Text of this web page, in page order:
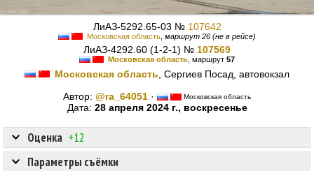
ЛиАЗ-5292.65-03 № 107642
Московская область маршрут 26 (не в рейсе)
ЛиАЗ-4292.60 (1-2-1) № 107569
Московская область , маршрут 57
Московская область , Сергиев Посад, автовокзал
Автор: @ra_64051 · Московская область
Дата: 28 апреля 2024 г., воскресенье
Оценка +12
Параметры съёмки